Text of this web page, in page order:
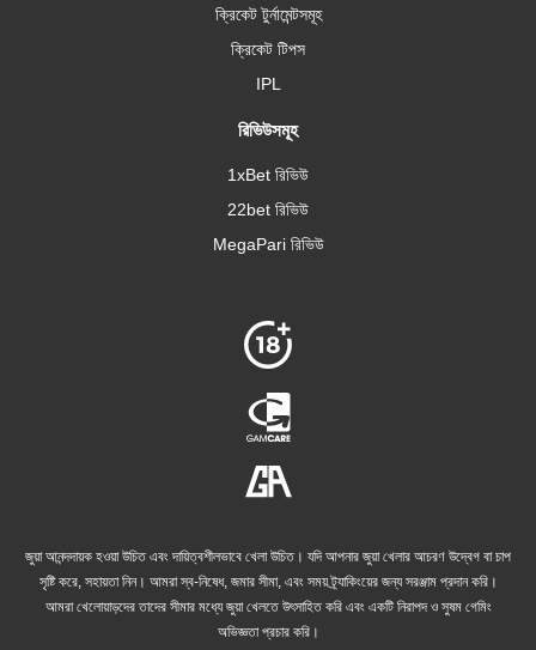
ক্রিকেট টুর্নামেন্টসমূহ
ক্রিকেট টিপস
IPL
রিভিউসমূহ
1xBet রিভিউ
22bet রিভিউ
MegaPari রিভিউ
জুয়া আনন্দদায়ক হওয়া উচিত এবং দায়িত্বশীলভাবে খেলা উচিত। যদি আপনার জুয়া খেলার আচরণ উদ্বেগ বা চাপ
সৃষ্টি করে, সহায়তা নিন। আমরা স্ব-নিষেধ, জমার সীমা, এবং সময় ট্র্যাকিংয়ের জন্য সরঞ্জাম প্রদান করি।
আমরা খেলোয়াড়দের তাদের সীমার মধ্যে জুয়া খেলতে উৎসাহিত করি এবং একটি নিরাপদ ও সুষম গেমিং
অভিজ্ঞতা প্রচার করি।